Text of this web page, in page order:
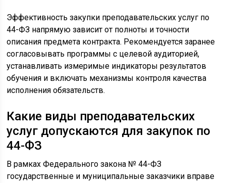
Эффективность закупки преподавательских услуг по
44-ФЗ напрямую зависит от полноты и точности
описания предмета контракта. Рекомендуется заранее
согласовывать программы с целевой аудиторией,
устанавливать измеримые индикаторы результатов
обучения и включать механизмы контроля качества
исполнения обязательств.
Какие виды преподавательских
услуг допускаются для закупок по
44-ФЗ
В рамках Федерального закона № 44-ФЗ
государственные и муниципальные заказчики вправе